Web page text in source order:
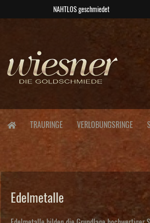
NAHTLOS geschmiedet
TRAURINGE VERLOBUNGSRINGE
Edelmetalle